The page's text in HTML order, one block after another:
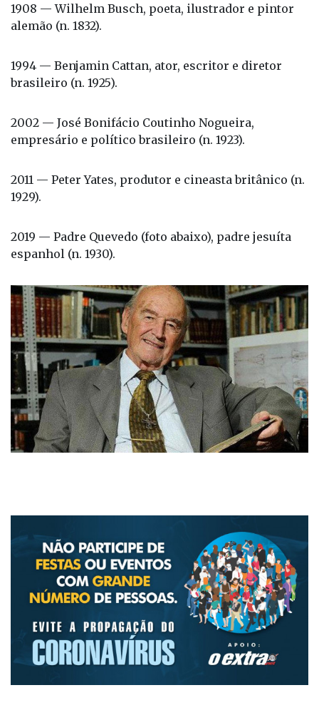
1908 — Wilhelm Busch, poeta, ilustrador e pintor
alemão (n. 1832).
1994 — Benjamin Cattan, ator, escritor e diretor
brasileiro (n. 1925).
2002 — José Bonifácio Coutinho Nogueira,
empresário e político brasileiro (n. 1923).
2011 — Peter Yates, produtor e cineasta britânico (n.
1929).
2019 — Padre Quevedo (foto abaixo), padre jesuíta
espanhol (n. 1930).